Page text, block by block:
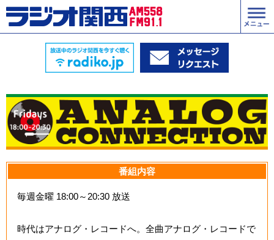
番組内容
毎週金曜 18:00～20:30 放送
時代はアナログ・レコードへ。全曲アナログ・レコードで